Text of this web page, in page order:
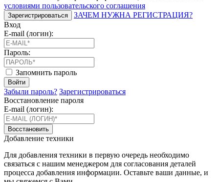
условиями пользовательского соглашения
Зарегистрироваться
ЗАЧЕМ НУЖНА РЕГИСТРАЦИЯ?
Вход
E-mail (логин):
Пароль:
Запомнить пароль
Войти
Забыли пароль? Зарегистрироваться
Восстановление пароля
E-mail (логин):
Восстановить
Добавление техники
Для добавления техники в первую очередь необходимо
связаться с нашим менеджером для согласования деталей
процесса добавления информации. Оставьте ваши данные, и